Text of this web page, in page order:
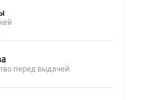
перед выдачей